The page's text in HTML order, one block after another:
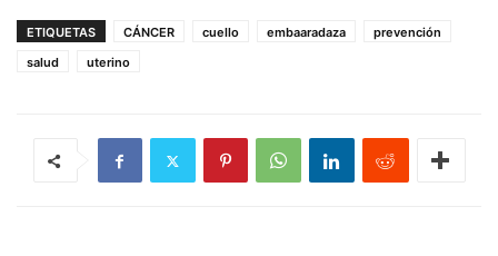
ETIQUETAS CÁNCER cuello embaaradaza
prevención
salud
uterino